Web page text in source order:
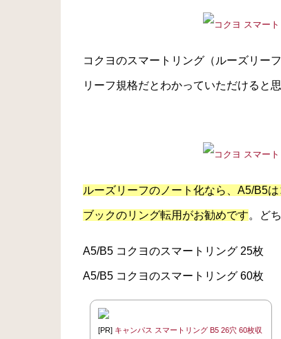
コクヨのスマートリング（ルーズリー
リーフ規格だとわかっていただけると思
ルーズリーフのノート化なら、A5/B5
ブックのリング転用がお勧めです。ど
A5/B5 コクヨのスマートリング 25枚
A5/B5 コクヨのスマートリング 60枚
[PR] キャンパス スマートリング B5 26穴 60枚収